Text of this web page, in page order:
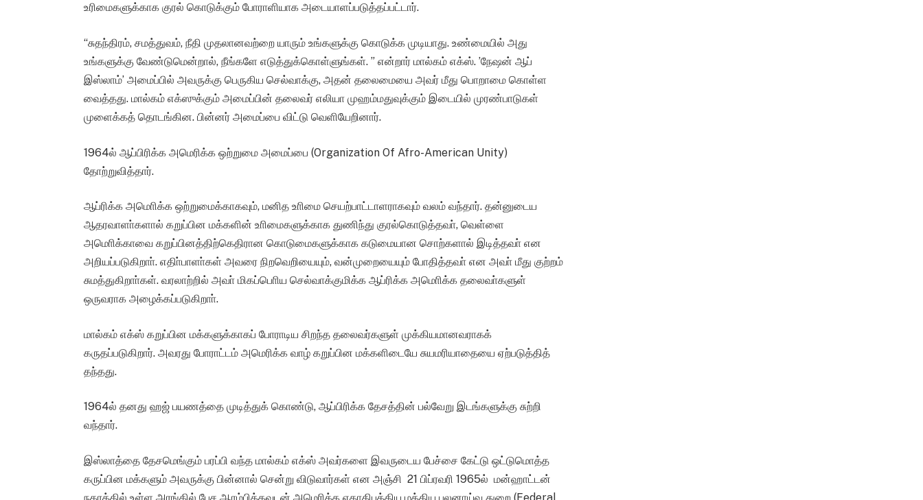
உரிமைகளுக்காக குரல் கொடுக்கும் போராளியாக அடையாளப்படுத்தப்பட்டார்.
“சுதந்திரம், சமத்துவம், நீதி முதலானவற்றை யாரும் உங்களுக்கு கொடுக்க முடியாது. உண்மையில் அது
உங்களுக்கு வேண்டுமென்றால், நீங்களே எடுத்துக்கொள்ளுங்கள். ” என்றார் மால்கம் எக்ஸ். ’நேஷன் ஆப்
இஸ்லாம்’ அமைப்பில் அவருக்கு பெருகிய செல்வாக்கு, அதன் தலைமையை அவர் மீது பொறாமை கொள்ள
வைத்தது. மால்கம் எக்ஸுக்கும் அமைப்பின் தலைவர் எலியா முஹம்மதுவுக்கும் இடையில் முரண்பாடுகள்
முளைக்கத் தொடங்கின. பின்னர் அமைப்பை விட்டு வெளியேறினார்.
1964ல் ஆப்பிரிக்க அமெரிக்க ஒற்றுமை அமைப்பை (Organization Of Afro-American Unity)
தோற்றுவித்தார்.
ஆப்ரிக்க அமொிக்க ஒற்றுமைக்காகவும், மனித உாிமை செயற்பாட்டாளராகவும் வலம் வந்தார். தன்னுடைய
ஆதரவாளா்களால் கறுப்பின மக்களின் உாிமைகளுக்காக துணிந்து குரல்கொடுத்தவா், வெள்ளை
அமொிக்காவை கறுப்பினத்திற்கெதிரான கொடுமைகளுக்காக கடுமையான சொற்களால் இடித்தவா் என
அறியப்படுகிறாா். எதிா்பாளா்கள் அவரை நிறவெறியையும், வன்முறையையும் போதித்தவா் என அவா் மீது குற்றம்
சுமத்துகிறாா்கள். வரலாற்றில் அவா் மிகப்பொிய செல்வாக்குமிக்க ஆப்ரிக்க அமொிக்க தலைவா்களுள்
ஒருவராக அழைக்கப்படுகிறாா்.
மால்கம் எக்ஸ் கறுப்பின மக்களுக்காகப் போராடிய சிறந்த தலைவர்களுள் முக்கியமானவராகக்
கருதப்படுகிறார். அவரது போராட்டம் அமெரிக்க வாழ் கறுப்பின மக்களிடையே சுயமரியாதையை ஏற்படுத்தித்
தந்தது.
1964ல் தனது ஹஜ் பயணத்தை முடித்துக் கொண்டு, ஆப்பிரிக்க தேசத்தின் பல்வேறு இடங்களுக்கு சுற்றி
வந்தார்.
இஸ்லாத்தை தேசமெங்கும் பரப்பி வந்த மால்கம் எக்ஸ் அவர்களை இவருடைய பேச்சை கேட்டு ஒட்டுமொத்த
கருப்பின மக்களும் அவருக்கு பின்னால் சென்று விடுவார்கள் என அஞ்சி 21 பிப்ரவரி 1965ல் மன்ஹாட்டன்